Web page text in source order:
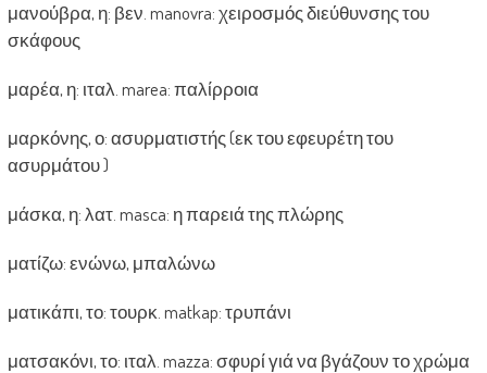
μανούβρα, η: βεν. manovra: χειροσμός διεύθυνσης του
σκάφους
μαρέα, η: ιταλ. marea: παλίρροια
μαρκόνης, ο: ασυρματιστής (εκ του εφευρέτη του
ασυρμάτου )
μάσκα, η: λατ. masca: η παρειά της πλώρης
ματίζω: ενώνω, μπαλώνω
ματικάπι, το: τουρκ. matkap: τρυπάνι
ματσακόνι, το: ιταλ. mazza: σφυρί γιά να βγάζουν το χρώμα